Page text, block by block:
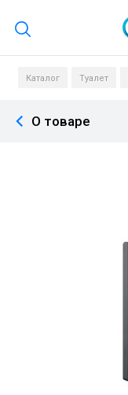
Каталог Туалет
О товаре